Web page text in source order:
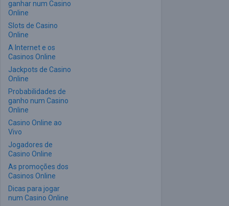
ganhar num Casino
Online
Slots de Casino
Online
A Internet e os
Casinos Online
Jackpots de Casino
Online
Probabilidades de
ganho num Casino
Online
Casino Online ao
Vivo
Jogadores de
Casino Online
As promoções dos
Casinos Online
Dicas para jogar
num Casino Online